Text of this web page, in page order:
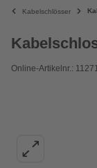
Kabelschlösser
Online-Artikelnr.: